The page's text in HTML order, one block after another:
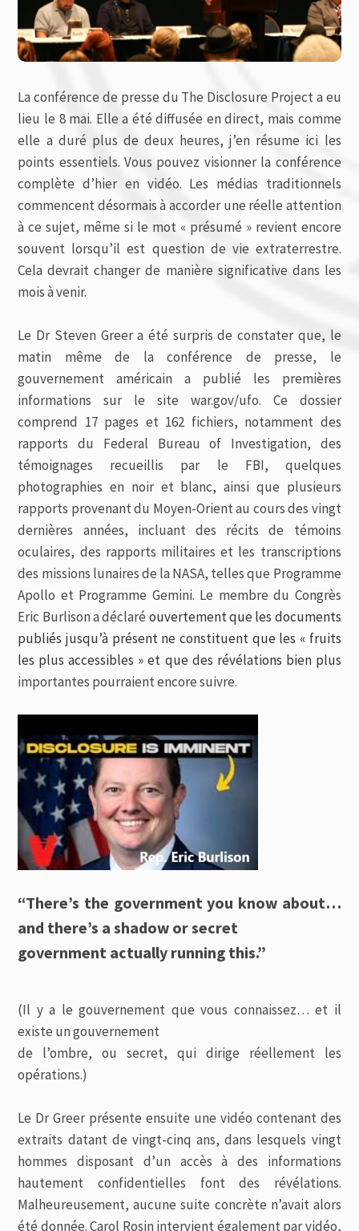
La conférence de presse du The Disclosure Project a eu
lieu le 8 mai. Elle a été diffusée en direct, mais comme
elle a duré plus de deux heures, j’en résume ici les
points essentiels. Vous pouvez visionner la conférence
complète d’hier en vidéo. Les médias traditionnels
commencent désormais à accorder une réelle attention
à ce sujet, même si le mot « présumé » revient encore
souvent lorsqu’il est question de vie extraterrestre.
Cela devrait changer de manière significative dans les
mois à venir.
Le Dr Steven Greer a été surpris de constater que, le
matin même de la conférence de presse, le
gouvernement américain a publié les premières
informations sur le site war.gov/ufo. Ce dossier
comprend 17 pages et 162 fichiers, notamment des
rapports du Federal Bureau of Investigation, des
témoignages recueillis par le FBI, quelques
photographies en noir et blanc, ainsi que plusieurs
rapports provenant du Moyen-Orient au cours des vingt
dernières années, incluant des récits de témoins
oculaires, des rapports militaires et les transcriptions
des missions lunaires de la NASA, telles que Programme
Apollo et Programme Gemini. Le membre du Congrès
Eric Burlison a déclaré ouvertement que les documents
publiés jusqu’à présent ne constituent que les « fruits
les plus accessibles » et que des révélations bien plus
importantes pourraient encore suivre.
“There’s the government you know about…
and there’s a shadow or secret
government actually running this.”
(Il y a le gouvernement que vous connaissez… et il
existe un gouvernement
de l’ombre, ou secret, qui dirige réellement les
opérations.)
Le Dr Greer présente ensuite une vidéo contenant des
extraits datant de vingt-cinq ans, dans lesquels vingt
hommes disposant d’un accès à des informations
hautement confidentielles font des révélations.
Malheureusement, aucune suite concrète n’avait alors
été donnée. Carol Rosin intervient également par vidéo,